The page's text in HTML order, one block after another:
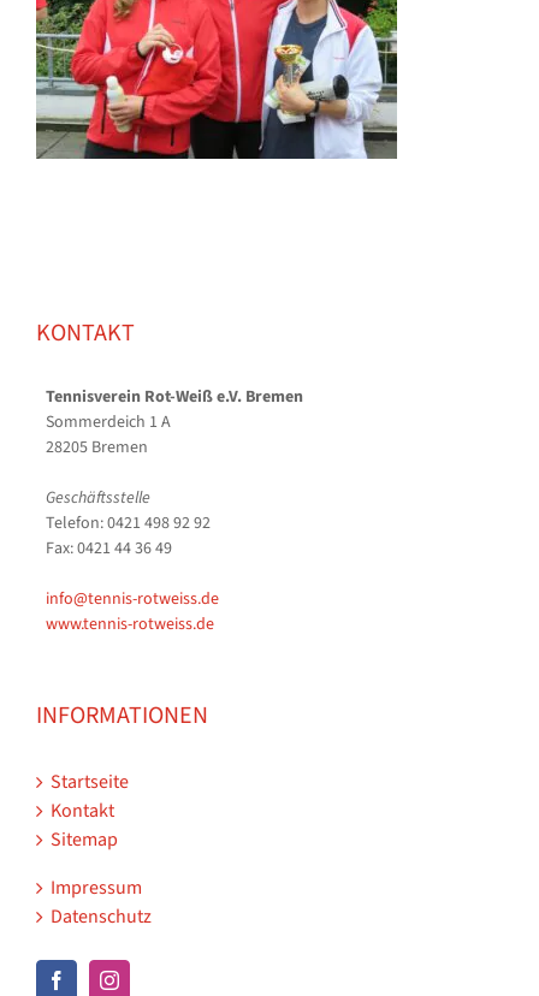
KONTAKT
Tennisverein Rot-Weiß e.V. Bremen
Sommerdeich 1 A
28205 Bremen
Geschäftsstelle
Telefon: 0421 498 92 92
Fax: 0421 44 36 49
info@tennis-rotweiss.de
www.tennis-rotweiss.de
INFORMATIONEN
Startseite
Kontakt
Sitemap
Impressum
Datenschutz